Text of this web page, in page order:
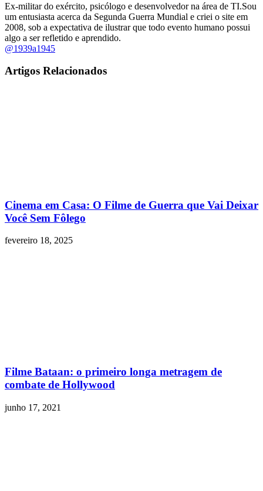
Ex-militar do exército, psicólogo e desenvolvedor na área de TI.Sou
um entusiasta acerca da Segunda Guerra Mundial e criei o site em
2008, sob a expectativa de ilustrar que todo evento humano possui
algo a ser refletido e aprendido.
@1939a1945
Artigos Relacionados
Cinema em Casa: O Filme de Guerra que Vai Deixar
Você Sem Fôlego
fevereiro 18, 2025
Filme Bataan: o primeiro longa metragem de
combate de Hollywood
junho 17, 2021